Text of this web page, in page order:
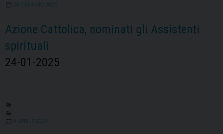
28 GENNAIO 2025
Azione Cattolica, nominati gli Assistenti
spirituali
24-01-2025
9 APRILE 2024